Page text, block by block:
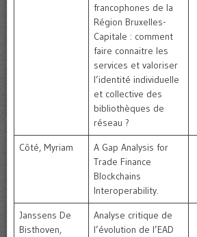
francophones de la
Région Bruxelles-
Capitale : comment
faire connaitre les
services et valoriser
l’identité individuelle
et collective des
bibliothèques de
réseau ?
Côté, Myriam
A Gap Analysis for
Trade Finance
Blockchains
Interoperability.
Janssens De
Bisthoven,
Analyse critique de
l’évolution de l’EAD